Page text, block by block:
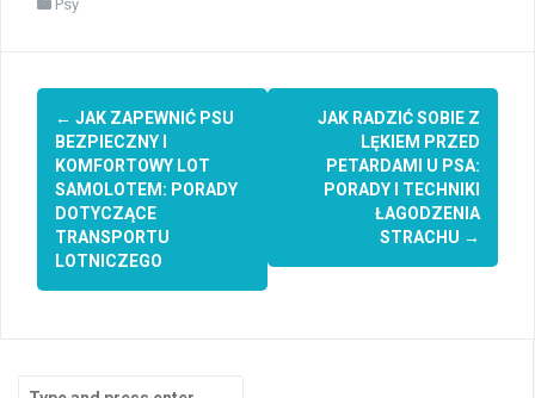
Psy
Post
navigation
← JAK ZAPEWNIĆ PSU
BEZPIECZNY I
KOMFORTOWY LOT
SAMOLOTEM: PORADY
DOTYCZĄCE
TRANSPORTU
LOTNICZEGO
JAK RADZIĆ SOBIE Z
LĘKIEM PRZED
PETARDAMI U PSA:
PORADY I TECHNIKI
ŁAGODZENIA
STRACHU →
Search